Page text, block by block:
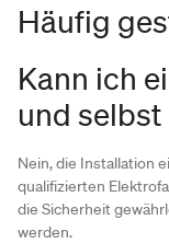
Häufig
Kann ich
und
Nein, die Installation
qualifizierten
die Sicherheit
werden.